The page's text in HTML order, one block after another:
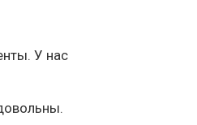
У нас